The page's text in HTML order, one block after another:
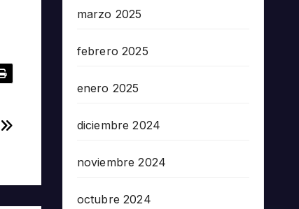
marzo 2025
febrero 2025
enero 2025
diciembre 2024
noviembre 2024
octubre 2024